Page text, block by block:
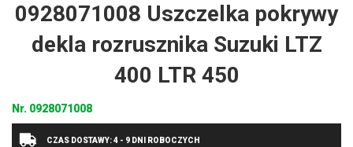
0928071008 Uszczelka pokrywy
dekla rozrusznika Suzuki LTZ
400 LTR 450
Nr. 0928071008
CZAS DOSTAWY: 4 - 9 DNI ROBOCZYCH